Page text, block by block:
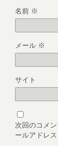
名前 ※
メール ※
サイト
次回のコメ
ールアドレ